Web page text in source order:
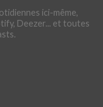
ici-même,
Deezer... et toutes